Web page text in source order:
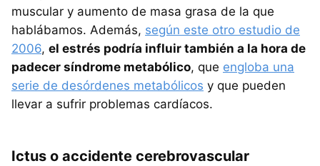
muscular y aumento de masa grasa de la que
hablábamos. Además, según este otro estudio de
2006, el estrés podría influir también a la hora de
padecer síndrome metabólico, que engloba una
serie de desórdenes metabólicos y que pueden
llevar a sufrir problemas cardíacos.
Ictus o accidente cerebrovascular